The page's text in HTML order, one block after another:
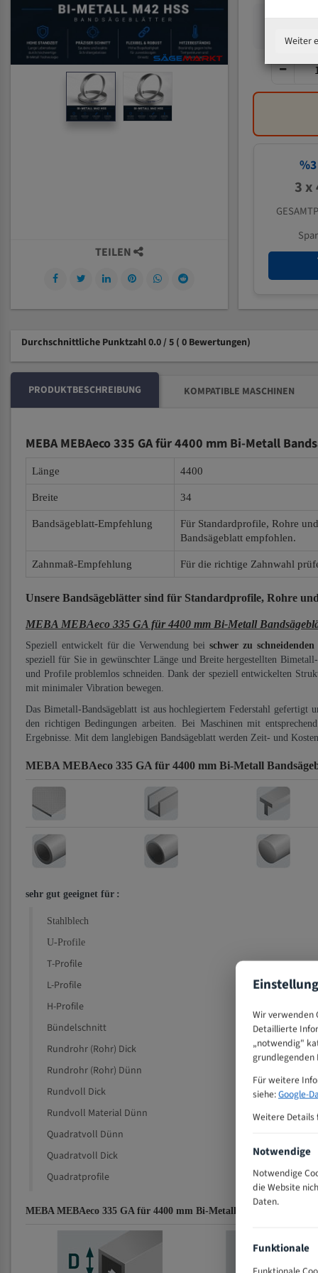
%3
3 x
TEILEN
Durchschnittliche Punktzahl 0.0 / 5 ( 0 Bewertungen)
PRODUKTBESCHREIBUNG KOMPATIBLE MASCHINEN
MEBA MEBAeco 335 GA für 4400 mm Bi-Metall
Länge 4400
Breite 34
Bandsägeblatt-Empfehlung
Für Standardprofile, Rohre
Bandsägeblatt empfohlen.
Zahnmaß-Empfehlung Für die richtige Zahnwahl
Unsere Bandsägeblätter sind für Standardprofile, Rohre
MEBA MEBAeco 335 GA für 4400 mm Bi-Metall
Speziell entwickelt für die Verwendung bei schwer zu
speziell für Sie in gewünschter Länge und Breite hergestellten
und Profile problemlos schneiden. Dank der speziell entwickelten
mit minimaler Vibration bewegen.
Das Bimetall-Bandsägeblatt ist aus hochlegiertem Federstahl
den richtigen Bedingungen arbeiten. Bei Maschinen mit
Ergebnisse. Mit dem langlebigen Bandsägeblatt werden Zeit- und
MEBA MEBAeco 335 GA für 4400 mm Bi-Metall
sehr gut geeignet für :
Stahlblech
U-Profile
T-Profile
L-Profile
H-Profile
Bündelschnitt
Rundrohr (Rohr) Dick
Rundrohr (Rohr) Dünn
Rundvoll Dick
Rundvoll Material Dünn
Quadratvoll Dünn
Quadratvoll Dick
Quadratprofile
MEBA MEBAeco 335 GA für 4400 mm Bi-Metall Bandsägeblätter
Weiter
Wir verwenden
Detaillierte
„notwendig"
grundlegenden
Für weitere
siehe:Google-
Weitere Details
Notwendige
Notwendige
die Website
Daten.
Funktionale